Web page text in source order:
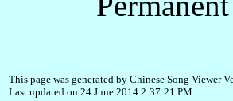
This page was generated by Chinese Song Viewer
Last updated on 24 June 2014 2:37:21 PM